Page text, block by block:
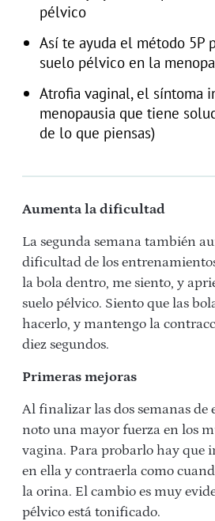
pélvico
Así te ayuda el método 5P
suelo pélvico en la
Atrofia vaginal, el síntoma
menopausia que tiene
de lo que piensas)
Aumenta la dificultad
La segunda semana también
dificultad de los
la bola dentro, me siento, y
suelo pélvico. Siento que las
hacerlo, y mantengo la
diez segundos.
Primeras mejoras
Al finalizar las dos semanas de
noto una mayor fuerza en los
vagina. Para probarlo hay que
en ella y contraerla como
la orina. El cambio es muy
pélvico está tonificado.